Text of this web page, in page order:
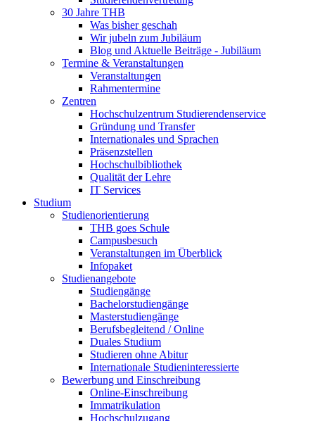
30 Jahre THB
Was bisher geschah
Wir jubeln zum Jubiläum
Blog und Aktuelle Beiträge - Jubiläum
Termine & Veranstaltungen
Veranstaltungen
Rahmentermine
Zentren
Hochschulzentrum Studierendenservice
Gründung und Transfer
Internationales und Sprachen
Präsenzstellen
Hochschulbibliothek
Qualität der Lehre
IT Services
Studium
Studienorientierung
THB goes Schule
Campusbesuch
Veranstaltungen im Überblick
Infopaket
Studienangebote
Studiengänge
Bachelorstudiengänge
Masterstudiengänge
Berufsbegleitend / Online
Duales Studium
Studieren ohne Abitur
Internationale Studieninteressierte
Bewerbung und Einschreibung
Online-Einschreibung
Immatrikulation
Hochschulzugang